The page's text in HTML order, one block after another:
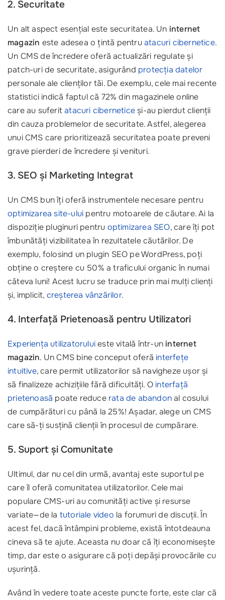
2. Securitate
Un alt aspect esențial este securitatea. Un internet
magazin este adesea o țintă pentruatacuri cibernetice.
Un CMS de încredere oferă actualizări regulate și
patch-uri de securitate, asigurând protecția datelor
personale ale clienților tăi. De exemplu, cele mai recente
statistici indică faptul că 72% din magazinele online
care au suferitatacuri ciberneticeși-au pierdut clienții
din cauza problemelor de securitate. Astfel, alegerea
unui CMS care prioritizează securitatea poate preveni
grave pierderi de încredere și venituri.
3. SEO și Marketing Integrat
Un CMS bun îți oferă instrumentele necesare pentru
optimizarea site-ului pentru motoarele de căutare. Ai la
dispoziție pluginuri pentru optimizarea SEO, care îți pot
îmbunătăți vizibilitatea în rezultatele căutărilor. De
exemplu, folosind un plugin SEO pe WordPress, poți
obține o creștere cu 50% a traficului organic în numai
câteva luni! Acest lucru se traduce prin mai mulți clienți
și, implicit, creșterea vânzărilor.
4. Interfață Prietenoasă pentru Utilizatori
Experiența utilizatoruluieste vitală într-uninternet
magazin. Un CMS bine conceput oferă interfețe
intuitive, care permit utilizatorilor să navigheze ușor și
să finalizeze achizițiile fără dificultăți. O interfață
prietenoasă poate reduce rata de abandonal cosului
de cumpărături cu până la 25%! Așadar, alege un CMS
care să-ți susțină clienții în procesul de cumpărare.
5. Suport și Comunitate
Ultimul, dar nu cel din urmă, avantaj este suportul pe
care îl oferă comunitatea utilizatorilor. Cele mai
populare CMS-uri au comunități active și resurse
variate—de la tutoriale video la forumuri de discuții. În
acest fel, dacă întâmpini probleme, există întotdeauna
cineva să te ajute. Aceasta nu doar că îți economisește
timp, dar este o asigurare că poți depăși provocările cu
ușurință.
Având în vedere toate aceste puncte forte, este clar că